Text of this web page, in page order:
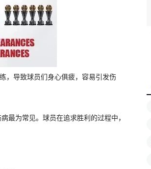
，导致球员们身心俱疲，容易引发伤
最为常见。球员在追求胜利的过程中，